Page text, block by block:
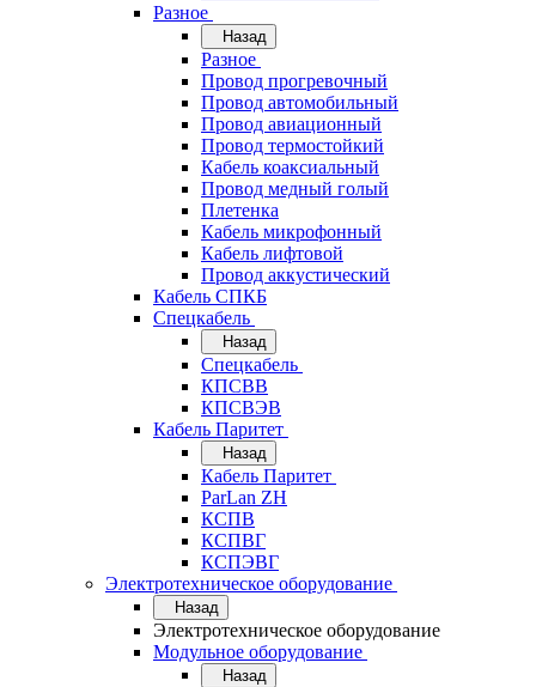
Разное
Назад
Разное
Провод прогревочный
Провод автомобильный
Провод авиационный
Провод термостойкий
Кабель коаксиальный
Провод медный голый
Плетенка
Кабель микрофонный
Кабель лифтовой
Провод аккустический
Кабель СПКБ
Спецкабель
Назад
Спецкабель
КПСВВ
КПСВЭВ
Кабель Паритет
Назад
Кабель Паритет
ParLan ZH
КСПВ
КСПВГ
КСПЭВГ
Электротехническое оборудование
Назад
Электротехническое оборудование
Модульное оборудование
Назад